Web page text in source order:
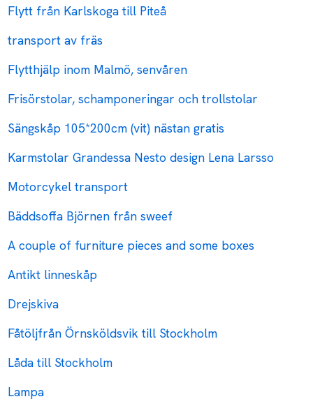
Flytt från Karlskoga till Piteå
transport av fräs
Flytthjälp inom Malmö, senvåren
Frisörstolar, schamponeringar och trollstolar
Sängskåp 105*200cm (vit) nästan gratis
Karmstolar Grandessa Nesto design Lena Larsso
Motorcykel transport
Bäddsoffa Björnen från sweef
A couple of furniture pieces and some boxes
Antikt linneskåp
Drejskiva
Fåtöljfrån Örnsköldsvik till Stockholm
Låda till Stockholm
Lampa